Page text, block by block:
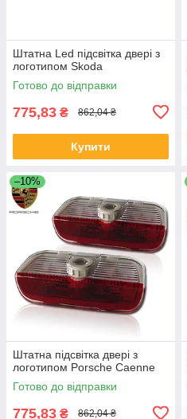
Штатна Led підсвітка двері з
логотипом Skoda
Готово до відправки
775,83 ₴ 862,04 ₴
Купити
–10%
Штатна підсвітка двері з
логотипом Porsche Caenne
Готово до відправки
775,83 ₴ 862,04 ₴